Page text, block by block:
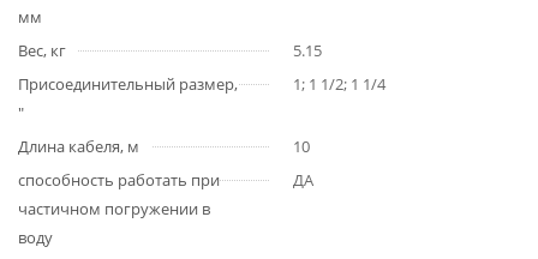
мм
Вес, кг
5.15
Присоединительный размер,
"
1; 1 1/2; 1 1/4
Длина кабеля, м
10
способность работать при
частичном погружении в
воду
ДА